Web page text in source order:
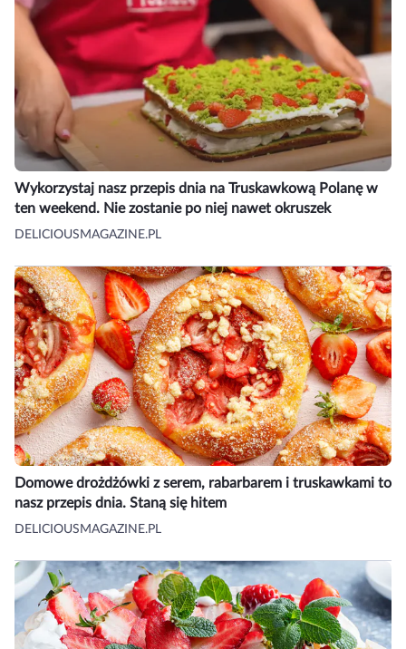
Wykorzystaj nasz przepis dnia na Truskawkową Polanę w
ten weekend. Nie zostanie po niej nawet okruszek
DELICIOUSMAGAZINE.PL
Domowe drożdżówki z serem, rabarbarem i truskawkami to
nasz przepis dnia. Staną się hitem
DELICIOUSMAGAZINE.PL